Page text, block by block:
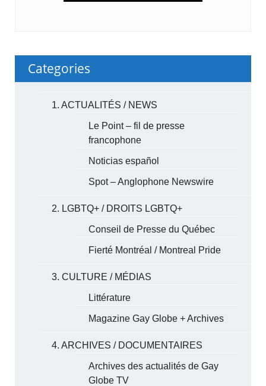
Categories
1. ACTUALITÉS / NEWS
Le Point – fil de presse
francophone
Noticias español
Spot – Anglophone Newswire
2. LGBTQ+ / DROITS LGBTQ+
Conseil de Presse du Québec
Fierté Montréal / Montreal Pride
3. CULTURE / MÉDIAS
Littérature
Magazine Gay Globe + Archives
4. ARCHIVES / DOCUMENTAIRES
Archives des actualités de Gay
Globe TV